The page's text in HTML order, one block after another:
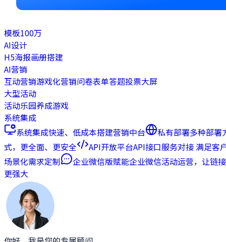
模板100万
AI设计
H5海报画册搭建
AI营销
互动营销游戏化营销问卷表单答题投票大屏
大型活动
活动乐园养成游戏
系统集成
系统集成快速、低成本搭建营销中台 私有部署多种部署
式，更全面、更安全
API开放平台API接口服务对接 满足客
场景化需求定制
企业微信版赋能企业微信活动运营，让链接
更强大